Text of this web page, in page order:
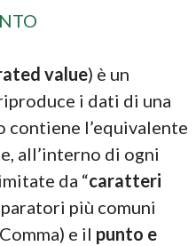
value) è un
i dati di una
contiene l’equivalente
all’interno di ogni
da “caratteri
più comuni
e il punto e